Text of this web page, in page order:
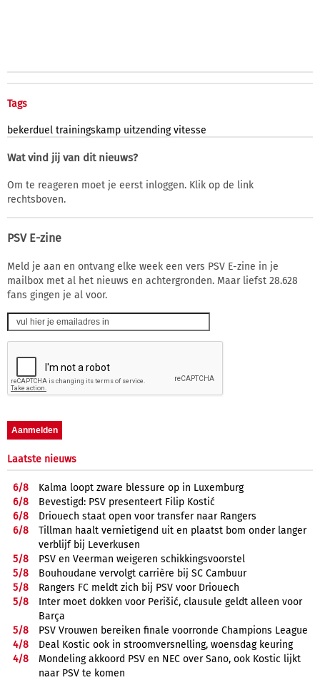
Tags
bekerduel trainingskamp uitzending vitesse
Wat vind jij van dit nieuws?
Om te reageren moet je eerst inloggen. Klik op de link
rechtsboven.
PSV E-zine
Meld je aan en ontvang elke week een vers PSV E-zine in je
mailbox met al het nieuws en achtergronden. Maar liefst 28.628
fans gingen je al voor.
Laatste nieuws
6/8
Kalma loopt zware blessure op in Luxemburg
6/8
Bevestigd: PSV presenteert Filip Kostić
6/8
Driouech staat open voor transfer naar Rangers
6/8
Tillman haalt vernietigend uit en plaatst bom onder langer
verblijf bij Leverkusen
5/8
PSV en Veerman weigeren schikkingsvoorstel
5/8
Bouhoudane vervolgt carrière bij SC Cambuur
5/8
Rangers FC meldt zich bij PSV voor Driouech
5/8
Inter moet dokken voor Perišić, clausule geldt alleen voor
Barça
5/8
PSV Vrouwen bereiken finale voorronde Champions League
4/8
Deal Kostic ook in stroomversnelling, woensdag keuring
4/8
Mondeling akkoord PSV en NEC over Sano, ook Kostic lijkt
naar PSV te komen